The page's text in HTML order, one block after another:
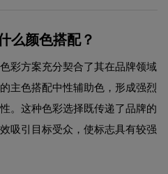
么颜色搭配？
彩方案充分契合了其在品牌领域
主色搭配中性辅助色，形成强烈
。这种色彩选择既传递了品牌的
吸引目标受众，使标志具有较强